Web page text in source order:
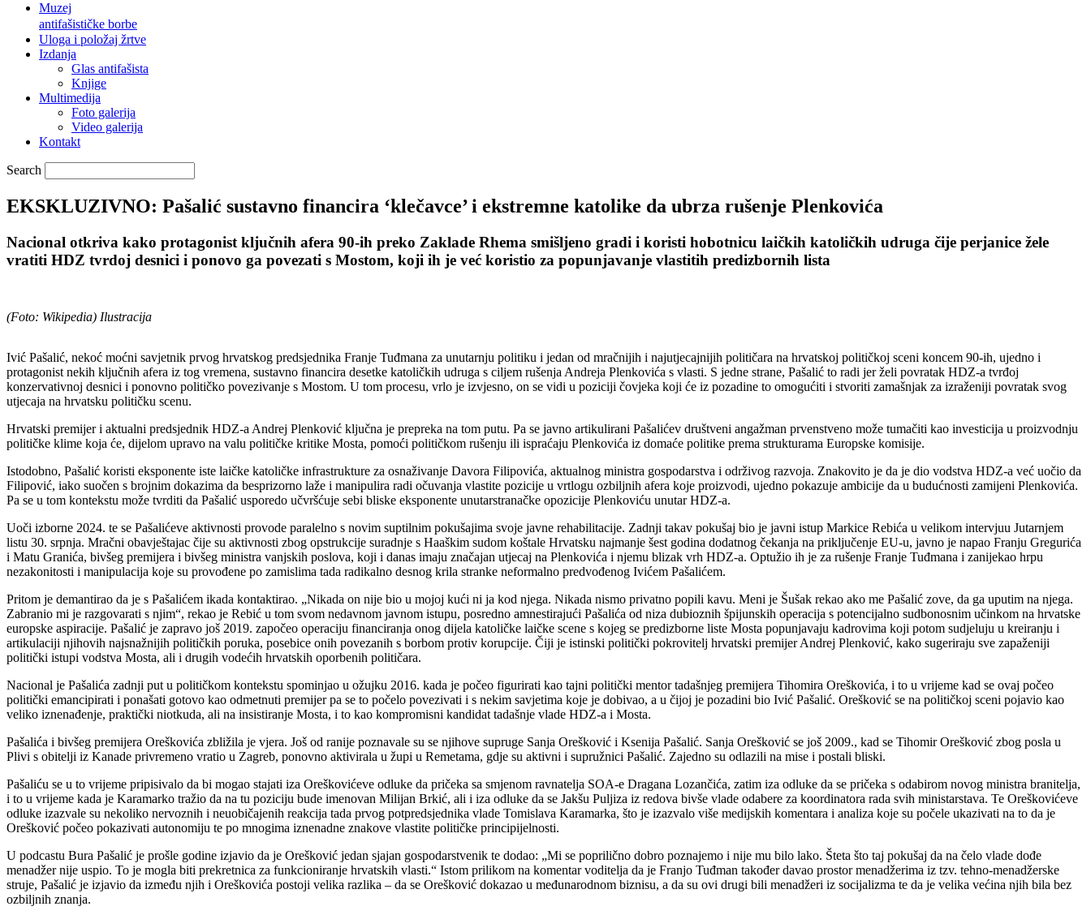
Muzej
antifašističke borbe
Uloga i položaj žrtve
Izdanja
Glas antifašista
Knjige
Multimedija
Foto galerija
Video galerija
Kontakt
Search
EKSKLUZIVNO: Pašalić sustavno financira ‘klečavce’ i ekstremne katolike da ubrza rušenje Plenkovića
Nacional otkriva kako protagonist ključnih afera 90-ih preko Zaklade Rhema smišljeno gradi i koristi hobotnicu laičkih katoličkih udruga čije perjanice žele
vratiti HDZ tvrdoj desnici i ponovo ga povezati s Mostom, koji ih je već koristio za popunjavanje vlastitih predizbornih lista
(Foto: Wikipedia) Ilustracija
Ivić Pašalić, nekoć moćni savjetnik prvog hrvatskog predsjednika Franje Tuđmana za unutarnju politiku i jedan od mračnijih i najutjecajnijih političara na hrvatskoj političkoj sceni koncem 90-ih, ujedno i
protagonist nekih ključnih afera iz tog vremena, sustavno financira desetke katoličkih udruga s ciljem rušenja Andreja Plenkovića s vlasti. S jedne strane, Pašalić to radi jer želi povratak HDZ-a tvrđoj
konzervativnoj desnici i ponovno političko povezivanje s Mostom. U tom procesu, vrlo je izvjesno, on se vidi u poziciji čovjeka koji će iz pozadine to omogućiti i stvoriti zamašnjak za izraženiji povratak svog
utjecaja na hrvatsku političku scenu.
Hrvatski premijer i aktualni predsjednik HDZ-a Andrej Plenković ključna je prepreka na tom putu. Pa se javno artikulirani Pašalićev društveni angažman prvenstveno može tumačiti kao investicija u proizvodnju
političke klime koja će, dijelom upravo na valu političke kritike Mosta, pomoći političkom rušenju ili ispraćaju Plenkovića iz domaće politike prema strukturama Europske komisije.
Istodobno, Pašalić koristi eksponente iste laičke katoličke infrastrukture za osnaživanje Davora Filipovića, aktualnog ministra gospodarstva i održivog razvoja. Znakovito je da je dio vodstva HDZ-a već uočio da
Filipović, iako suočen s brojnim dokazima da besprizorno laže i manipulira radi očuvanja vlastite pozicije u vrtlogu ozbiljnih afera koje proizvodi, ujedno pokazuje ambicije da u budućnosti zamijeni Plenkovića.
Pa se u tom kontekstu može tvrditi da Pašalić usporedo učvršćuje sebi bliske eksponente unutarstranačke opozicije Plenkoviću unutar HDZ-a.
Uoči izborne 2024. te se Pašalićeve aktivnosti provode paralelno s novim suptilnim pokušajima svoje javne rehabilitacije. Zadnji takav pokušaj bio je javni istup Markice Rebića u velikom intervjuu Jutarnjem
listu 30. srpnja. Mračni obavještajac čije su aktivnosti zbog opstrukcije suradnje s Haaškim sudom koštale Hrvatsku najmanje šest godina dodatnog čekanja na priključenje EU-u, javno je napao Franju Gregurića
i Matu Granića, bivšeg premijera i bivšeg ministra vanjskih poslova, koji i danas imaju značajan utjecaj na Plenkovića i njemu blizak vrh HDZ-a. Optužio ih je za rušenje Franje Tuđmana i zanijekao hrpu
nezakonitosti i manipulacija koje su provođene po zamislima tada radikalno desnog krila stranke neformalno predvođenog Ivićem Pašalićem.
Pritom je demantirao da je s Pašalićem ikada kontaktirao. „Nikada on nije bio u mojoj kući ni ja kod njega. Nikada nismo privatno popili kavu. Meni je Šušak rekao ako me Pašalić zove, da ga uputim na njega.
Zabranio mi je razgovarati s njim“, rekao je Rebić u tom svom nedavnom javnom istupu, posredno amnestirajući Pašalića od niza dubioznih špijunskih operacija s potencijalno sudbonosnim učinkom na hrvatske
europske aspiracije. Pašalić je zapravo još 2019. započeo operaciju financiranja onog dijela katoličke laičke scene s kojeg se predizborne liste Mosta popunjavaju kadrovima koji potom sudjeluju u kreiranju i
artikulaciji njihovih najsnažnijih političkih poruka, posebice onih povezanih s borbom protiv korupcije. Čiji je istinski politički pokrovitelj hrvatski premijer Andrej Plenković, kako sugeriraju sve zapaženiji
politički istupi vodstva Mosta, ali i drugih vodećih hrvatskih oporbenih političara.
Nacional je Pašalića zadnji put u političkom kontekstu spominjao u ožujku 2016. kada je počeo figurirati kao tajni politički mentor tadašnjeg premijera Tihomira Oreškovića, i to u vrijeme kad se ovaj počeo
politički emancipirati i ponašati gotovo kao odmetnuti premijer pa se to počelo povezivati i s nekim savjetima koje je dobivao, a u čijoj je pozadini bio Ivić Pašalić. Orešković se na političkoj sceni pojavio kao
veliko iznenađenje, praktički niotkuda, ali na insistiranje Mosta, i to kao kompromisni kandidat tadašnje vlade HDZ-a i Mosta.
Pašalića i bivšeg premijera Oreškovića zbližila je vjera. Još od ranije poznavale su se njihove supruge Sanja Orešković i Ksenija Pašalić. Sanja Orešković se još 2009., kad se Tihomir Orešković zbog posla u
Plivi s obitelji iz Kanade privremeno vratio u Zagreb, ponovno aktivirala u župi u Remetama, gdje su aktivni i supružnici Pašalić. Zajedno su odlazili na mise i postali bliski.
Pašaliću se u to vrijeme pripisivalo da bi mogao stajati iza Oreškovićeve odluke da pričeka sa smjenom ravnatelja SOA-e Dragana Lozančića, zatim iza odluke da se pričeka s odabirom novog ministra branitelja,
i to u vrijeme kada je Karamarko tražio da na tu poziciju bude imenovan Milijan Brkić, ali i iza odluke da se Jakšu Puljiza iz redova bivše vlade odabere za koordinatora rada svih ministarstava. Te Oreškovićeve
odluke izazvale su nekoliko nervoznih i neuobičajenih reakcija tada prvog potpredsjednika vlade Tomislava Karamarka, što je izazvalo više medijskih komentara i analiza koje su počele ukazivati na to da je
Orešković počeo pokazivati autonomiju te po mnogima iznenadne znakove vlastite političke principijelnosti.
U podcastu Bura Pašalić je prošle godine izjavio da je Orešković jedan sjajan gospodarstvenik te dodao: „Mi se poprilično dobro poznajemo i nije mu bilo lako. Šteta što taj pokušaj da na čelo vlade dođe
menadžer nije uspio. To je mogla biti prekretnica za funkcioniranje hrvatskih vlasti.“ Istom prilikom na komentar voditelja da je Franjo Tuđman također davao prostor menadžerima iz tzv. tehno-menadžerske
struje, Pašalić je izjavio da između njih i Oreškovića postoji velika razlika – da se Orešković dokazao u međunarodnom biznisu, a da su ovi drugi bili menadžeri iz socijalizma te da je velika većina njih bila bez
ozbiljnih znanja.